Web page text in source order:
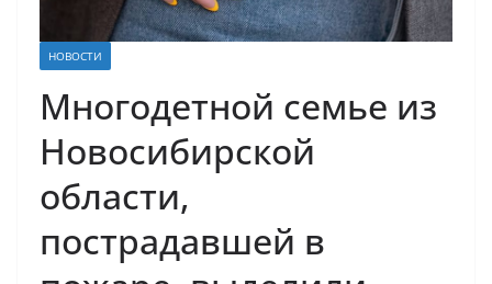
НОВОСТИ
Многодетной семье из
Новосибирской
области,
пострадавшей в